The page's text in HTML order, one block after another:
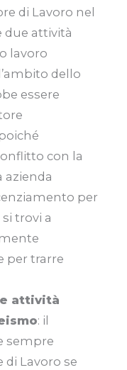
di Lavoro nel
due attività
lavoro
dello
essere
con la
azienda
per
trovi a
per trarre
attività
: il
sempre
Lavoro se